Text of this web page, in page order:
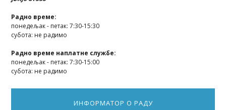
Радно време:
понедељак - петак: 7:30-15:30
субота: не радимо
Радно време наплатне службе:
понедељак - петак: 7:30-15:00
субота: не радимо
ИНФОРМАТОР О РАДУ